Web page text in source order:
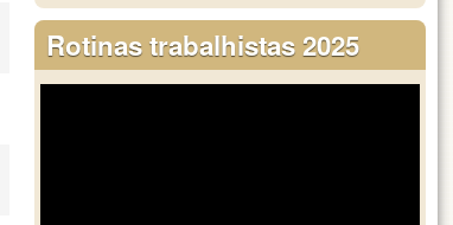
Rotinas trabalhistas 2025